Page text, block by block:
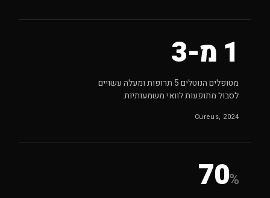
1 מ-3
מטופלים הנוטלים 5 תרופות ומעלה עשויים
לסבול מתופעות לוואי משמעותיות.
Cureus, 2024
70%